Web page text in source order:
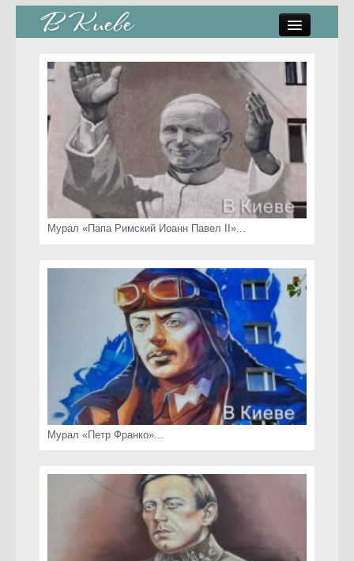
стрит-арт
коты Киева
скамейки
часы Киева
Мурал «Папа Римский Иоанн Павел II»...
Мурал «Петр Франко»...